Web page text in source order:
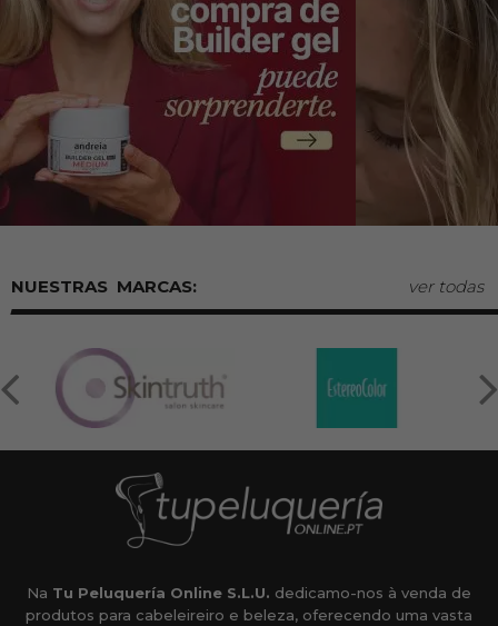
MARCAS: ver todas
Na Tu Peluquería Online S.L.U. dedicamo-nos à venda de
produtos para cabeleireiro e beleza, oferecendo uma vasta